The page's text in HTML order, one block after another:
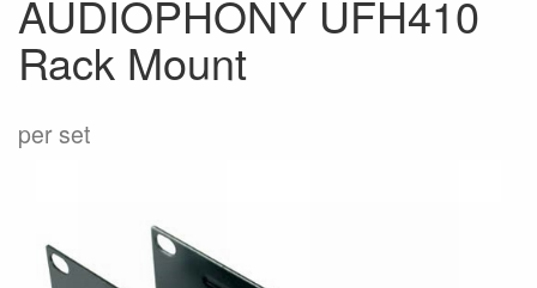
AUDIOPHONY UFH410
Rack Mount
per set